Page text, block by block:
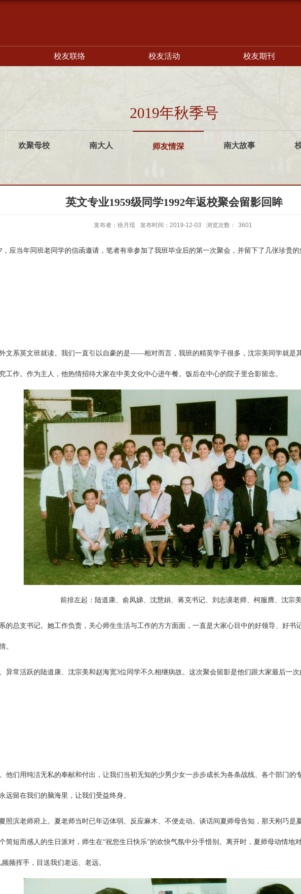
校友联络 校友活动 校友期刊
2019年秋季号
欢聚母校 南大人 师友情深 南大故事
英文专业1959级同学1992年返校聚会留影回眸
发布者：徐月瑶 发布时间：2019-12-03 浏览次数： 3601
应当年同班老同学的信函邀请，笔者有幸参加了我班毕业后的第一次聚会，并留下了几张珍贵的
文系英文班就读。我们一直引以自豪的是——相对而言，我班的精英学子很多，沈宗美同学就是
工作。作为主人，他热情招待大家在中美文化中心进午餐。饭后在中心的院子里合影留念。
前排左起：陆道康、俞凤娣、沈慧娟、蒋克书记、刘志谟老师、柯服膺、沈宗美
的总支书记。她工作负责，关心师生生活与工作的方方面面，一直是大家心目中的好领导、好书
。
异常活跃的陆道康、沈宗美和赵海宽3位同学不久相继病故。这次聚会留影是他们跟大家最后一
他们用纯洁无私的奉献和付出，让我们当初无知的少男少女一步步成长为各条战线、各个部门的
远留在我们的脑海里，让我们受益终身。
滨老师府上。夏老师当时已年迈体弱、反应麻木、不便走动。谈话间夏师母告知，那天刚巧是
简短而感人的生日派对，师生在“祝您生日快乐”的欢快气氛中分手惜别。离开时，夏师母动情地
频挥手，目送我们老远、老远。